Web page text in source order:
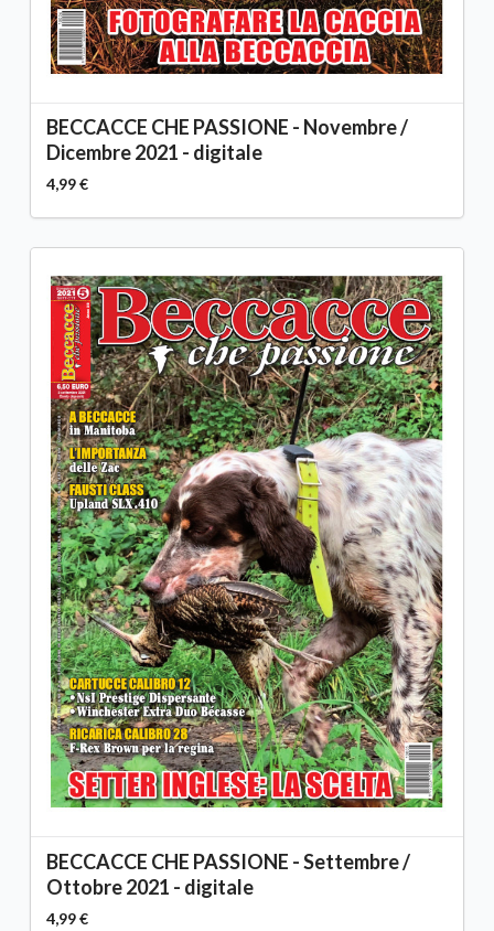
BECCACCE CHE PASSIONE - Novembre /
Dicembre 2021 - digitale
4,99 €
BECCACCE CHE PASSIONE - Settembre /
Ottobre 2021 - digitale
4,99 €